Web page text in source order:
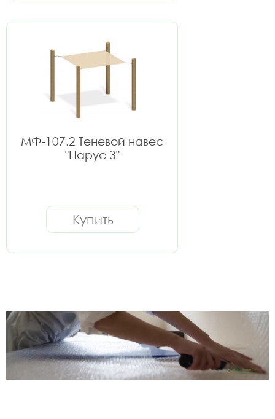
МФ-107.2 Теневой навес
"Парус 3"
Купить